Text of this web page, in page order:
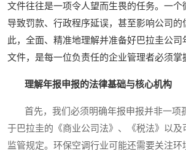
文件往往是一项令人望而生畏的任务。一个
导致罚款、行政程序延误，甚至影响公司的
此，全面、精准地理解并准备好巴拉圭公司
文件，是每一位负责任的企业管理者必须掌
理解年报申报的法律基础与核心机构
首先，我们必须明确年报申报并非一项
于巴拉圭的《商业公司法》、《税法》以及
监管规定。环保空调行业可能还需要关注环